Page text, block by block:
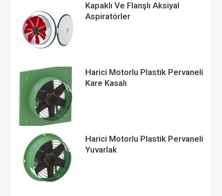
Kapaklı Ve Flanşlı Aksiyal
Aspiratörler
Harici Motorlu Plastik Pervaneli
Kare Kasalı
Harici Motorlu Plastik Pervaneli
Yuvarlak